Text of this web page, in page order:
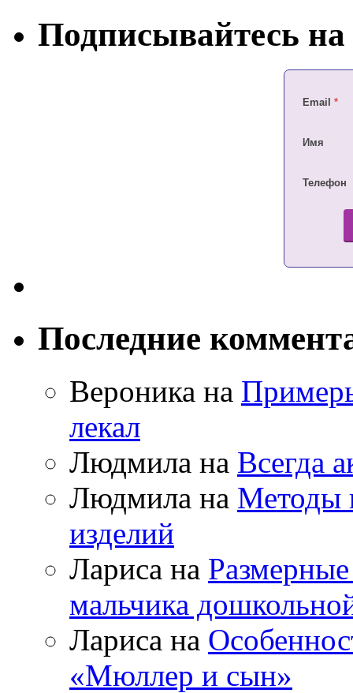
Подписывайтесь
Email *
Имя
Телефон
Последние
Вероника на
лекал
Людмила на Всегда
Людмила на Методы
изделий
Лариса на
мальчика
Лариса на
«Мюллер и сын»